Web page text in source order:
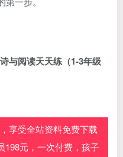
与阅读天天练（1-3年级
享受全站资料免费下载
198元，一次付费，孩子